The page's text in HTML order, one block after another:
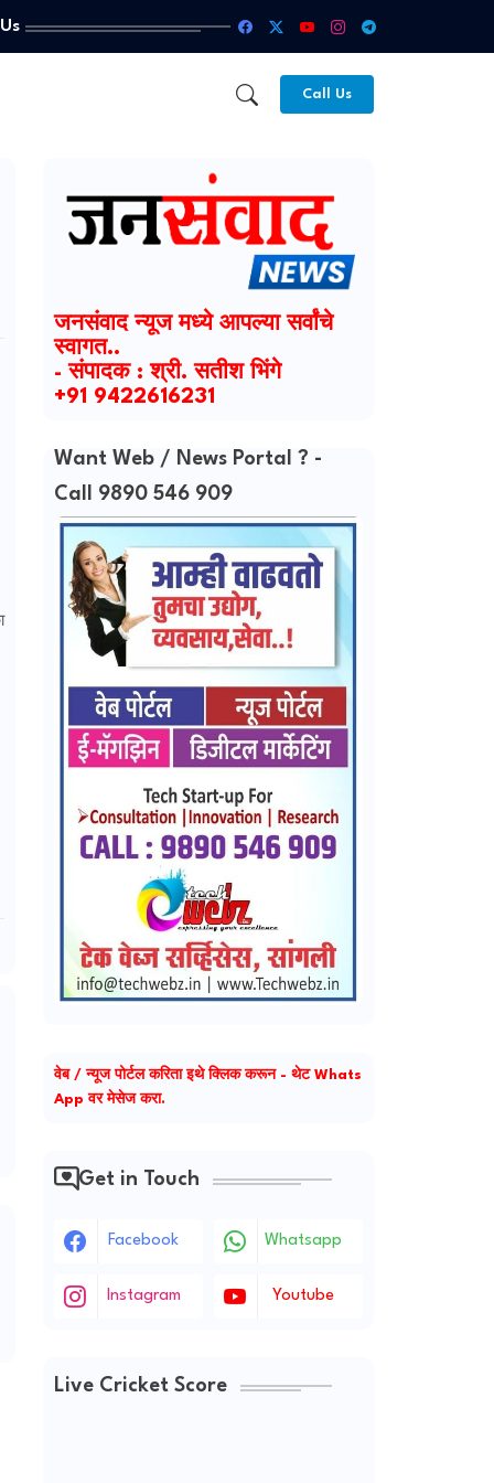
Call Us
जनसंवाद न्यूज मध्ये आपल्या सर्वांचे
स्वागत..
- संपादक : श्री. सतीश भिंगे
+91 9422616231
Want Web / News Portal ? -
Call 9890 546 909
वेब / न्यूज पोर्टल करिता इथे क्लिक करून - थेट Whats
App वर मेसेज करा.
Get in Touch
Facebook Whatsapp
Instagram Youtube
Live Cricket Score